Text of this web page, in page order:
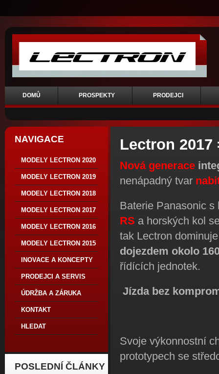
DOMŮ PROSPEKTY PRODEJCI
NAVIGACE
MODELY LECTRON 2020
MODELY LECTRON 2019
MODELY LECTRON 2018
MODELY LECTRON 2017
MODELY LECTRON 2016
MODELY LECTRON 2015
INOVACE A KONCEPTY
PRODEJCI A SERVIS
ÚDRŽBA A ZÁRUKA
KONTAKT
HLEDAT
POSLEDNÍ ČLÁNKY
Lectron
Nová generace
nenápadný tvar
Baterie Panasonic
RS a horských kol
tak Lectron
dojezdem okolo
řídících jednotek.
Jízda bez
Svoje výkonnostní
prototypech se